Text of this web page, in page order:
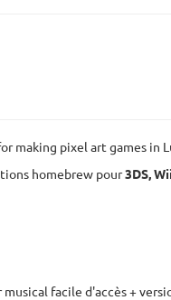
making pixel art games in
homebrew pour3DS,
facile d'accès +